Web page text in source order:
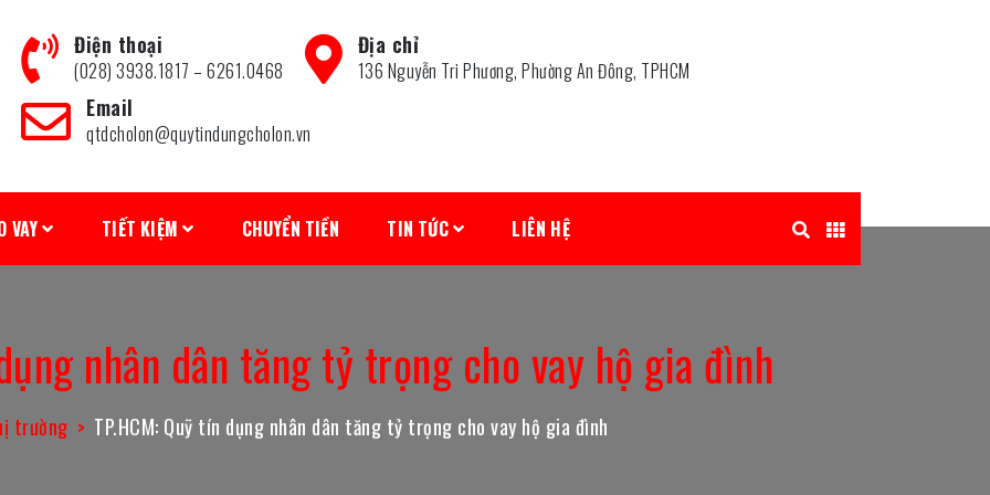
Điện thoại
(028) 3938.1817 – 6261.0468
Địa chỉ
136 Nguyễn Tri Phương, Phường An Đông, TPHCM
Email
qtdcholon@quytindungcholon.vn
VAY TIẾT KIỆM CHUYỂN TIỀN TIN TỨC LIÊN HỆ
nhân dân tăng tỷ trọng cho vay hộ gia đình
trường TP.HCM: Quỹ tín dụng nhân dân tăng tỷ trọng cho vay hộ gia đình